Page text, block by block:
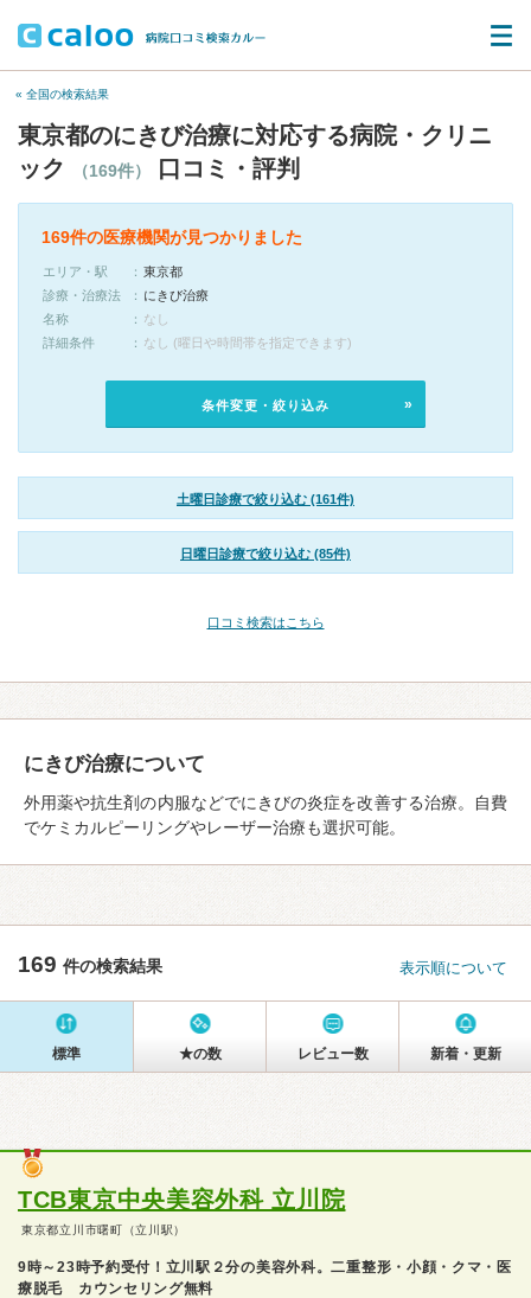
« 全国の検索結果
東京都のにきび治療に対応する病院・クリニ
ック
（169件） 口コミ・評判
169件の医療機関が見つかりました
エリア・駅
東京都
診療・治療法
にきび治療
名称
なし
詳細条件
なし (曜日や時間帯を指定できます)
条件変更・絞り込み
土曜日診療で絞り込む (161件)
日曜日診療で絞り込む (85件)
口コミ検索はこちら
にきび治療について
外用薬や抗生剤の内服などでにきびの炎症を改善する治療。自費
でケミカルピーリングやレーザー治療も選択可能。
169 件の検索結果 表示順について
標準 ★の数 レビュー数 新着・更新
TCB東京中央美容外科 立川院
東京都立川市曙町（立川駅）
9時～23時予約受付！立川駅２分の美容外科。二重整形・小顔・クマ・医
療脱毛 カウンセリング無料